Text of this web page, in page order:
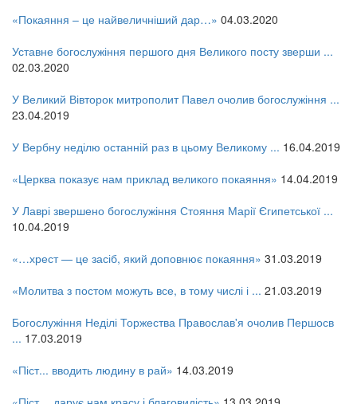
«Покаяння – це найвеличніший дар…» 04.03.2020
Уставне богослужіння першого дня Великого посту зверши ...
02.03.2020
У Великий Вівторок митрополит Павел очолив богослужіння ...
23.04.2019
У Вербну неділю останній раз в цьому Великому ... 16.04.2019
«Церква показує нам приклад великого покаяння» 14.04.2019
У Лаврі звершено богослужіння Стояння Марії Єгипетської ...
10.04.2019
«…хрест — це засіб, який доповнює покаяння» 31.03.2019
«Молитва з постом можуть все, в тому числі і ... 21.03.2019
Богослужіння Неділі Торжества Православ'я очолив Першосв
... 17.03.2019
«Піст... вводить людину в рай» 14.03.2019